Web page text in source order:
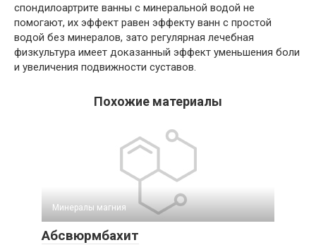
спондилоартрите ванны с минеральной водой не
помогают, их эффект равен эффекту ванн с простой
водой без минералов, зато регулярная лечебная
физкультура имеет доказанный эффект уменьшения боли
и увеличения подвижности суставов.
Похожие материалы
Минералы магния‎
Абсвюрмбахит